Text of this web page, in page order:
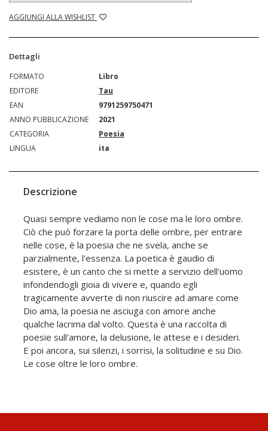
AGGIUNGI ALLA WISHLIST
Dettagli
FORMATO
Libro
EDITORE
Tau
EAN
9791259750471
ANNO PUBBLICAZIONE
2021
CATEGORIA
Poesia
LINGUA
ita
Descrizione
Quasi sempre vediamo non le cose ma le loro ombre.
Ciò che può forzare la porta delle ombre, per entrare
nelle cose, è la poesia che ne svela, anche se
parzialmente, l'essenza. La poetica è gaudio di
esistere, è un canto che si mette a servizio dell'uomo
infondendogli gioia di vivere e, quando egli
tragicamente avverte di non riuscire ad amare come
Dio ama, la poesia ne asciuga con amore anche
qualche lacrima dal volto. Questa è una raccolta di
poesie sull'amore, la delusione, le attese e i desideri.
E poi ancora, sui silenzi, i sorrisi, la solitudine e su Dio.
Le cose oltre le loro ombre.